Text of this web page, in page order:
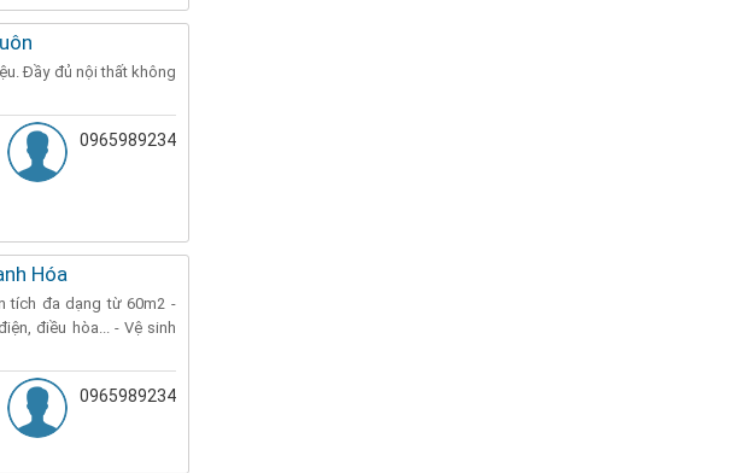
Đầy đủ nội thất không
0965989234
Hóa
tích đa dạng từ 60m2 -
điều hòa... - Vệ sinh
0965989234